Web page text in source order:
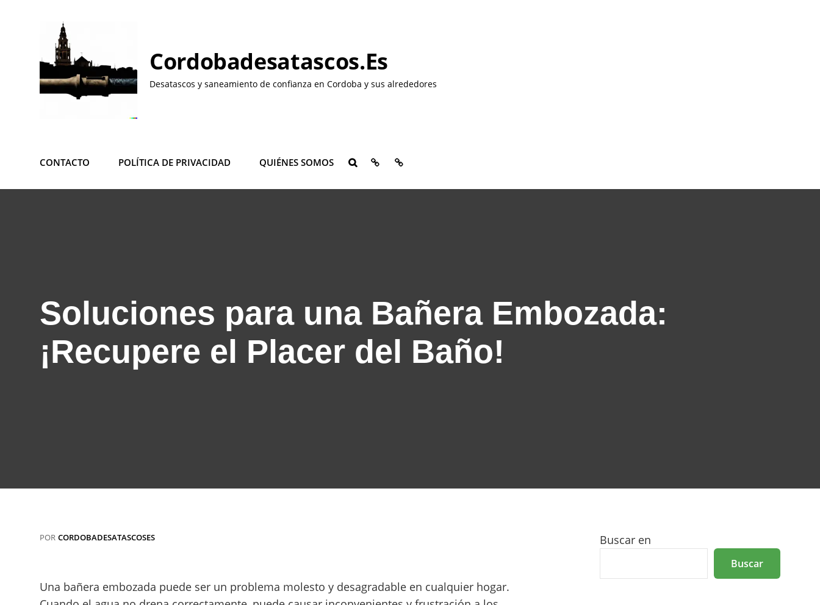
Cordobadesatascos.es
Desatascos y saneamiento de confianza en Cordoba y sus alrededores
CONTACTO POLÍTICA DE PRIVACIDAD QUIÉNES SOMOS BUSCARQUIÉNESCONTACTO
Soluciones para una Bañera Embozada:
¡Recupere el Placer del Baño!
POR CORDOBADESATASCOSES
Una bañera embozada puede ser un problema molesto y desagradable en cualquier hogar.
Buscar en
Buscar